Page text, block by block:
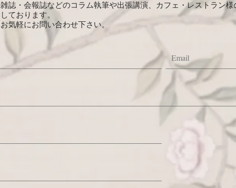
雑誌・会報誌などのコラム執筆や出張講演、カフェ・レストラン
しております。
お気軽にお問い合わせ下さい。